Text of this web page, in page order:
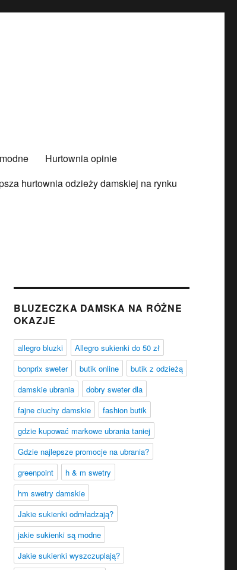
Hurtownia opinie
hurtownia odzieży damskiej na rynku
BLUZECZKA DAMSKA NA RÓŻNE
OKAZJE
allegro bluzki
Allegro sukienki do 50 zł
bonprix sweter
butik online
butik z odzieżą
damskie ubrania
dobry sweter dla
fajne ciuchy damskie
fashion butik
gdzie kupować markowe ubrania taniej
Gdzie najlepsze promocje na ubrania?
greenpoint
h & m swetry
hm swetry damskie
Jakie sukienki odmładzają?
jakie sukienki są modne
Jakie sukienki wyszczuplają?